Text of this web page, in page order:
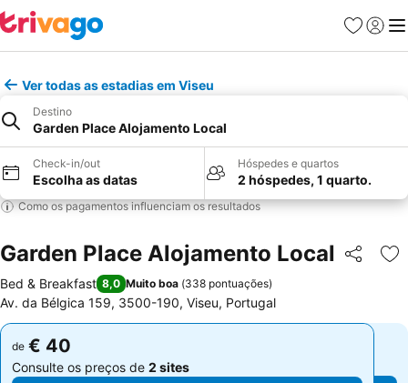
Favoritos
Iniciar
Ver todas as estadias em Viseu
Destino
Garden Place Alojamento Local
Check-in/out
Escolha as datas
Hóspedes e quartos
2 hóspedes, 1 quarto.
Como os pagamentos influenciam os resultados
Garden Place Alojamento Local Partilhar
Bed & Breakfast 8,0 Muito boa (338 pontuações)
Av. da Bélgica 159, 3500-190, Viseu, Portugal
de € 40
Consulte os preços de 2 sites
de € 40
Consulte os preços de 2 sites